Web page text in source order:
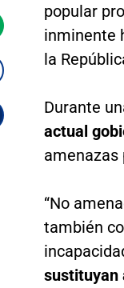
popular
inminente
la
Durante
actual
amenazas
“No
también
sustituyan